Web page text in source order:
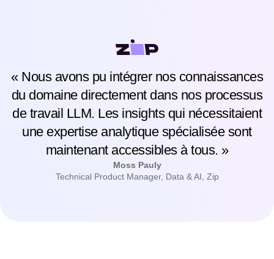
« Nous avons pu intégrer nos connaissances
du domaine directement dans nos processus
de travail LLM. Les insights qui nécessitaient
une expertise analytique spécialisée sont
maintenant accessibles à tous. »
Moss Pauly
Technical Product Manager, Data & AI, Zip